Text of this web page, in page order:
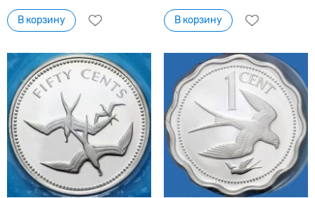
В корзину В корзину